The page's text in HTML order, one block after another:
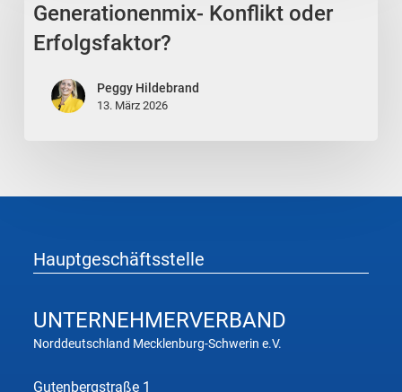
oder
Erfolgsfaktor?
Generationenmix- Konflikt oder
Erfolgsfaktor?
Peggy Hildebrand
13. März 2026
Hauptgeschäftsstelle
UNTERNEHMERVERBAND
Norddeutschland Mecklenburg-Schwerin e.V.
Gutenbergstraße 1